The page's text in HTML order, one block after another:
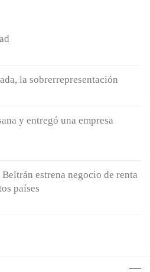
la sobrerrepresentación
y entregó una empresa
estrena negocio de renta
países